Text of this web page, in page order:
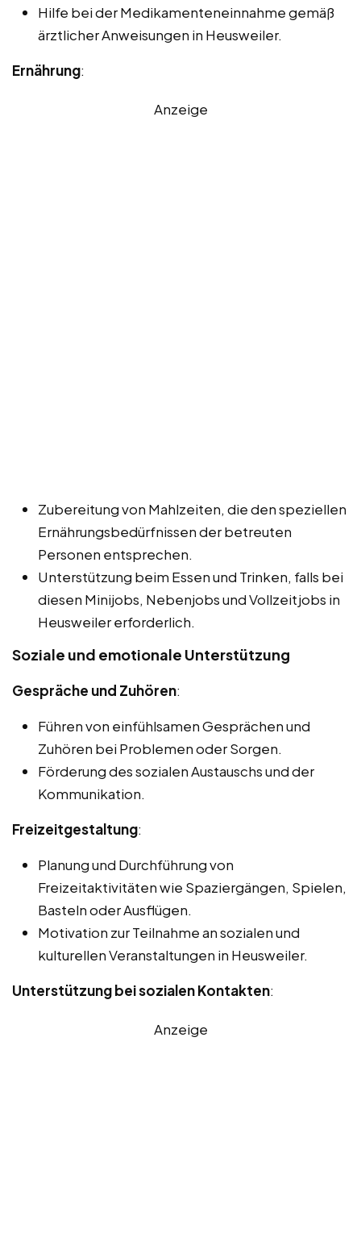
Hilfe bei der Medikamenteneinnahme gemäß
ärztlicher Anweisungen in Heusweiler.
Ernährung:
Anzeige
Zubereitung von Mahlzeiten, die den speziellen
Ernährungsbedürfnissen der betreuten
Personen entsprechen.
Unterstützung beim Essen und Trinken, falls bei
diesen Minijobs, Nebenjobs und Vollzeitjobs in
Heusweiler erforderlich.
Soziale und emotionale Unterstützung
Gespräche und Zuhören:
Führen von einfühlsamen Gesprächen und
Zuhören bei Problemen oder Sorgen.
Förderung des sozialen Austauschs und der
Kommunikation.
Freizeitgestaltung:
Planung und Durchführung von
Freizeitaktivitäten wie Spaziergängen, Spielen,
Basteln oder Ausflügen.
Motivation zur Teilnahme an sozialen und
kulturellen Veranstaltungen in Heusweiler.
Unterstützung bei sozialen Kontakten:
Anzeige